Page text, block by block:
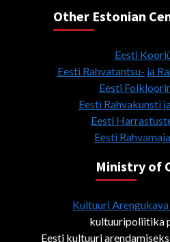
Other Estonian
Eesti
Eesti Rahvatantsu- ja
Eesti
Eesti Rahvakunsti
Eesti
Eesti
Ministry of
Kultuuri
kultuuripoliitika
Eesti kultuuri